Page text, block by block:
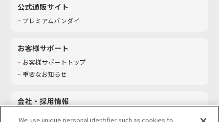
公式通販サイト
プレミアムバンダイ
お客様サポート
お客様サポートトップ
重要なお知らせ
会社・採用情報
We use unique personal identifier such as cookies to